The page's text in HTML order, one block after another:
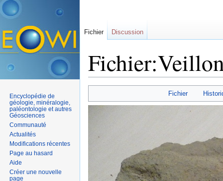
Fichier
Fichier Discussion
Encyclopédie de
géologie, minéralogie,
paléontologie et autres
Géosciences
Communauté
Actualités
Modifications récentes
Page au hasard
Aide
Créer une nouvelle
page